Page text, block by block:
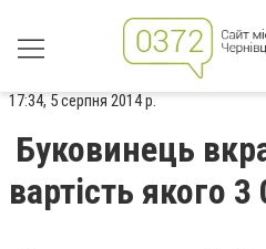
17:34, 5 серпня 2014 р.
Буковинець
вартість якого